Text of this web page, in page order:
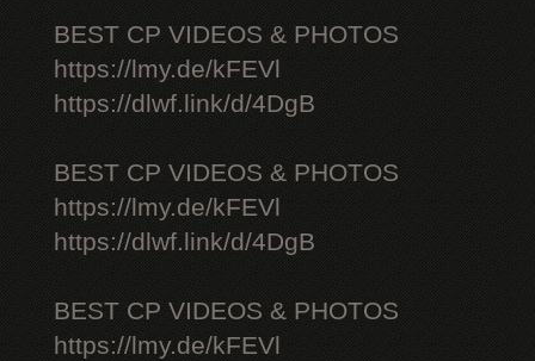
BEST CP VIDEOS & PHOTOS
https://lmy.de/kFEVl
https://dlwf.link/d/4DgB
BEST CP VIDEOS & PHOTOS
https://lmy.de/kFEVl
https://dlwf.link/d/4DgB
BEST CP VIDEOS & PHOTOS
https://lmy.de/kFEVl